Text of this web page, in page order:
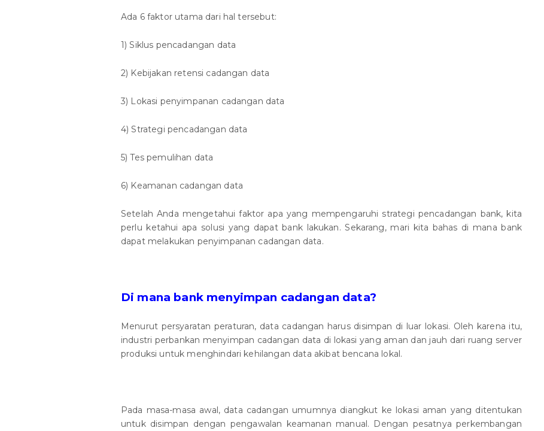
Ada 6 faktor utama dari hal tersebut:
1) Siklus pencadangan data
2) Kebijakan retensi cadangan data
3) Lokasi penyimpanan cadangan data
4) Strategi pencadangan data
5) Tes pemulihan data
6) Keamanan cadangan data
Setelah Anda mengetahui faktor apa yang mempengaruhi strategi pencadangan bank, kita
perlu ketahui apa solusi yang dapat bank lakukan. Sekarang, mari kita bahas di mana bank
dapat melakukan penyimpanan cadangan data.
Di mana bank menyimpan cadangan data?
Menurut persyaratan peraturan, data cadangan harus disimpan di luar lokasi. Oleh karena itu,
industri perbankan menyimpan cadangan data di lokasi yang aman dan jauh dari ruang server
produksi untuk menghindari kehilangan data akibat bencana lokal.
Pada masa-masa awal, data cadangan umumnya diangkut ke lokasi aman yang ditentukan
untuk disimpan dengan pengawalan keamanan manual. Dengan pesatnya perkembangan